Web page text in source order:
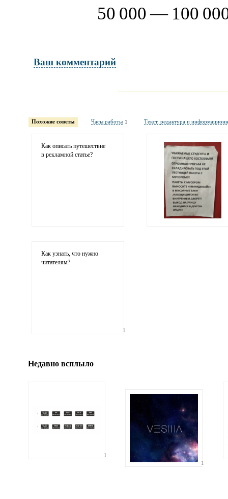
50 000 — 100
Ваш комментарий
обязательны полностью для публикации
гиф или джипег шириной не более 700
Похожие советы Часы работы 2 Текст, редактура и
Как описать путешествие
в рекламной статье?
Как узнать, что нужно
читателям?
1
Недавно всплыло
1
1